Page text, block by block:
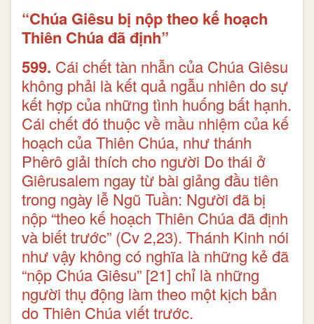
“Chúa Giêsu bị nộp theo kế hoạch
Thiên Chúa đã định”
599. Cái chết tàn nhẫn của Chúa Giêsu
không phải là kết quả ngẫu nhiên do sự
kết hợp của những tình huống bất hạnh.
Cái chết đó thuộc về mầu nhiệm của kế
hoạch của Thiên Chúa, như thánh
Phêrô giải thích cho người Do thái ở
Giêrusalem ngay từ bài giảng đầu tiên
trong ngày lễ Ngũ Tuần: Người đã bị
nộp “theo kế hoạch Thiên Chúa đã định
và biết trước” (Cv 2,23). Thánh Kinh nói
như vậy không có nghĩa là những kẻ đã
“nộp Chúa Giêsu” [21] chỉ là những
người thụ động làm theo một kịch bản
do Thiên Chúa viết trước.